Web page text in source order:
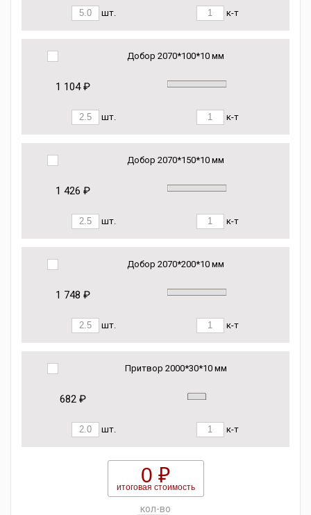
шт. к-т
Добор 2070*100*10 мм
1 104 ₽
шт. к-т
Добор 2070*150*10 мм
1 426 ₽
шт. к-т
Добор 2070*200*10 мм
1 748 ₽
шт. к-т
Притвор 2000*30*10 мм
682 ₽
шт. к-т
0 ₽
итоговая стоимость
кол-во